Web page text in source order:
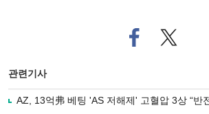
페
이
로
기
트위
터로
관련기사
AZ, 13억弗 베팅 'AS 저해제' 고혈압 3상 “반